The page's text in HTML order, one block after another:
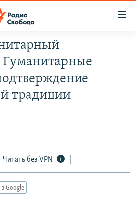
Гуманитарные
традиции
Читать без VPN
Google